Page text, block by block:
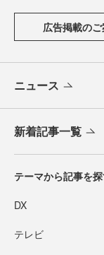
広告掲載の
ニュース
新着記事一覧
テーマから記事を
DX
テレビ